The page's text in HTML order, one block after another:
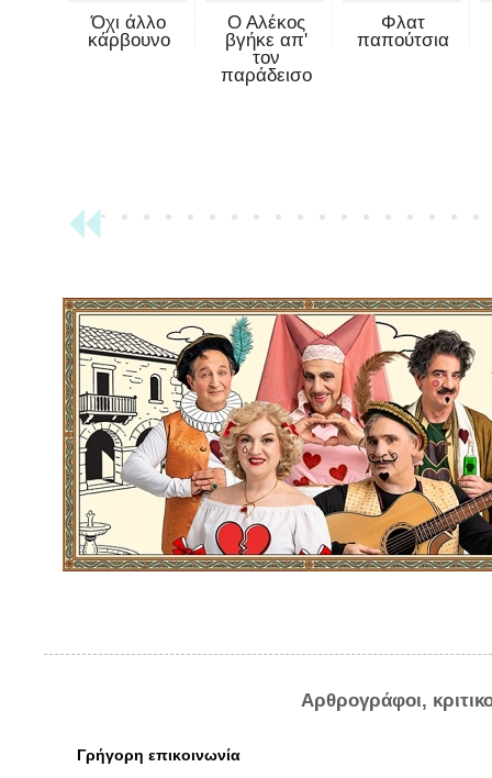
Όχι άλλο
κάρβουνο
Ο Αλέκος
βγήκε απ'
τον
παράδεισο
Φλατ
παπούτσια
Αρθρογράφοι,
Γρήγορη επικοινωνία